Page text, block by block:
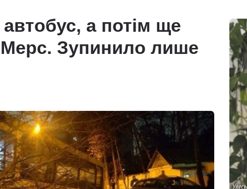
а потім ще
Мерс. Зупинило лише